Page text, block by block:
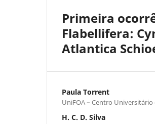
Primeira
Flabellifera:
Atlantica
Paula Torrent
UniFOA – Centro
H. C. D. Silva